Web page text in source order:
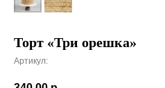
Торт «Три орешка»
Артикул: